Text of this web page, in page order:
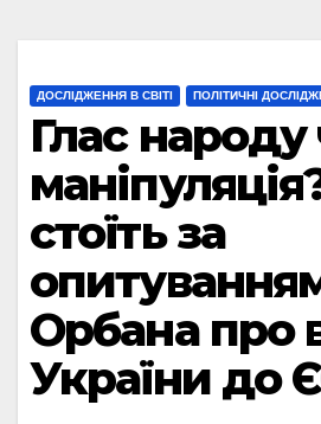
ДОСЛІДЖЕННЯ В СВІТІ ПОЛІТИЧНІ
Глас народу
стоїть за
Орбана про
України до